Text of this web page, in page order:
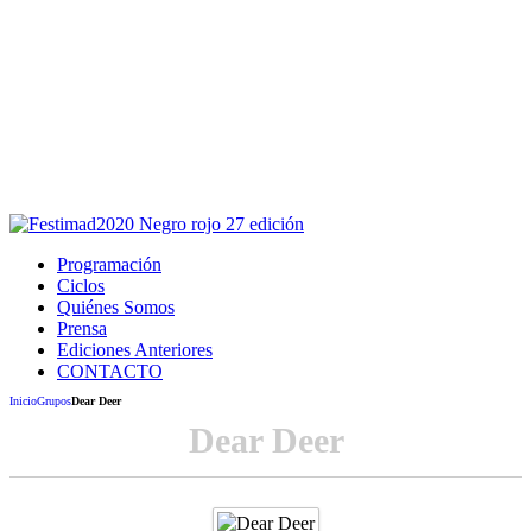
Programación
Ciclos
Quiénes Somos
Prensa
Ediciones Anteriores
CONTACTO
InicioGruposDear Deer
Dear Deer